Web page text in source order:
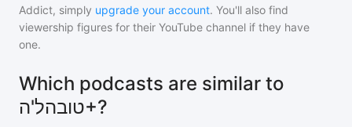
Addict, simply upgrade your account. You'll also find
viewership figures for their YouTube channel if they have
one.
Which podcasts are similar to
טובהל'ה+?